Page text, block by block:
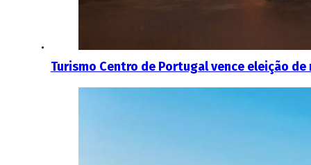
Turismo Centro de Portugal vence eleição